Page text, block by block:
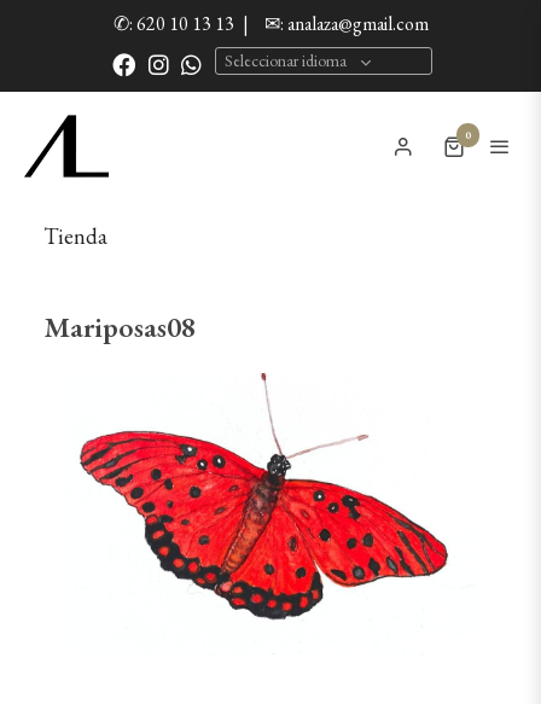
✆: 620 10 13 13 | ✉: analaza@gmail.com
Seleccionar idioma
0
Tienda
Mariposas08